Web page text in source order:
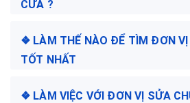
CỬA ?
❖ LÀM THẾ NÀO ĐỂ TÌM ĐƠN
TỐT NHẤT
❖ LÀM VIỆC VỚI ĐƠN VỊ SỬA